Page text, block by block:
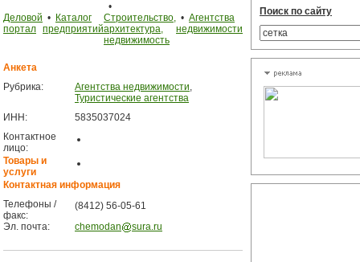
Деловой
портал
• Каталог
предприятий
•
Строительство,
архитектура,
недвижимость
• Агентства
недвижимости
Анкета
Рубрика:
Агентства недвижимости,
Туристические агентства
ИНН:
5835037024
Контактное
лицо:
Товары и
услуги
Контактная информация
Телефоны /
факс:
(8412) 56-05-61
Эл. почта:
chemodan sura.ru
Поиск по сайту